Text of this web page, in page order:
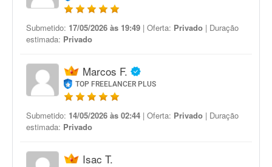
Submetido: 17/05/2026 às 19:49 | Oferta: Privado | Duração
estimada: Privado
Marcos F.
TOP FREELANCER PLUS
Submetido: 14/05/2026 às 02:44 | Oferta: Privado | Duração
estimada: Privado
Isac T.